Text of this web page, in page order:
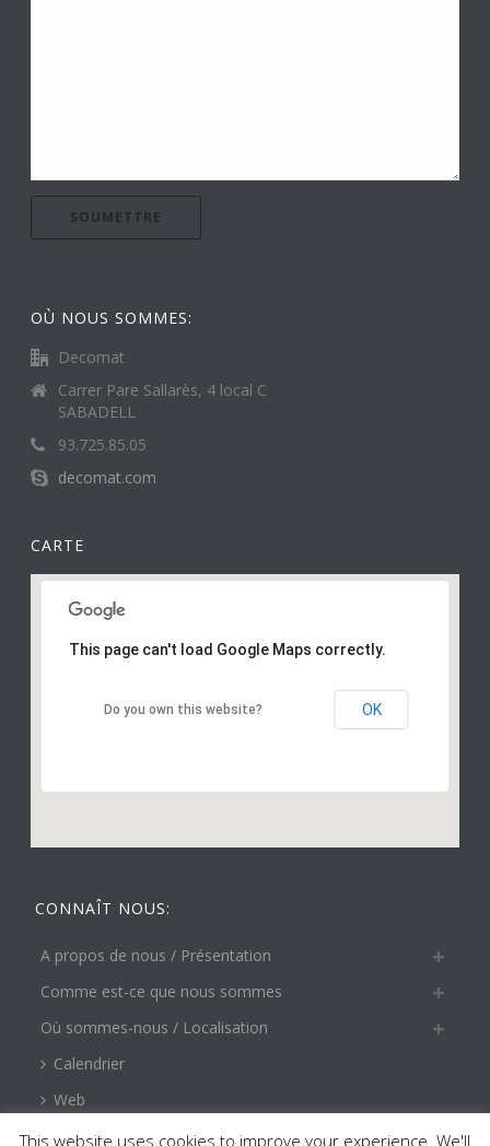
OÙ NOUS SOMMES:
Decomat
Carrer Pare Sallarès, 4 local C
SABADELL
93.725.85.05
decomat.com
CARTE
This page can't load Google Maps correctly.
Do you own this website? OK
CONNAÎT NOUS:
A propos de nous / Présentation
Comme est-ce que nous sommes
Où sommes-nous / Localisation
Calendrier
Web
This website uses cookies to improve your experience. We'll